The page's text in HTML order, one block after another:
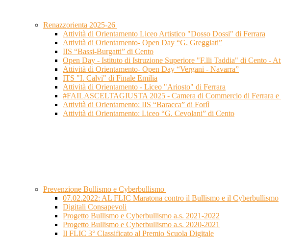
Renazzorienta 2025-26
Attività di Orientamento Liceo Artistico "Dosso Dossi" di Ferrara
Attività di Orientamento- Open Day “G. Greggiati”
IIS “Bassi-Burgatti” di Cento
Open Day - Istituto di Istruzione Superiore "F.lli Taddia" di Cento -
Attività di Orientamento- Open Day “Vergani - Navarra”
ITS "I. Calvi" di Finale Emilia
Attività di Orientamento - Liceo "Ariosto" di Ferrara
#FAILASCELTAGIUSTA 2025 - Camera di Commercio di Ferrara e
Attività di Orientamento: IIS “Baracca” di Forlì
Attività di Orientamento: Liceo “G. Cevolani” di Cento
Prevenzione Bullismo e Cyberbullismo
07.02.2022: AL FLIC Maratona contro il Bullismo e il Cyberbullismo
Digitali Consapevoli
Progetto Bullismo e Cyberbullismo a.s. 2021-2022
Progetto Bullismo e Cyberbullismo a.s. 2020-2021
Il FLIC 3° Classificato al Premio Scuola Digitale